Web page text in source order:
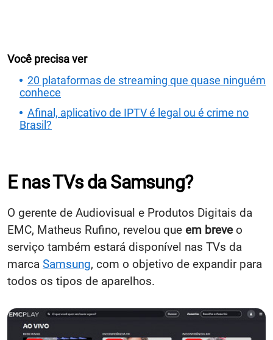
Você precisa ver
20 plataformas de streaming que quase ninguém
conhece
Afinal, aplicativo de IPTV é legal ou é crime no
Brasil?
E nas TVs da Samsung?
O gerente de Audiovisual e Produtos Digitais da
EMC, Matheus Rufino, revelou que em breveo
serviço também estará disponível nas TVs da
marca Samsung, com o objetivo de expandir para
todos os tipos de aparelhos.